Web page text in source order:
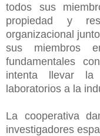
todos sus
propiedad y
organizacional
sus miembros
fundamentales
intenta llevar la
laboratorios a la
La cooperativa
investigadores